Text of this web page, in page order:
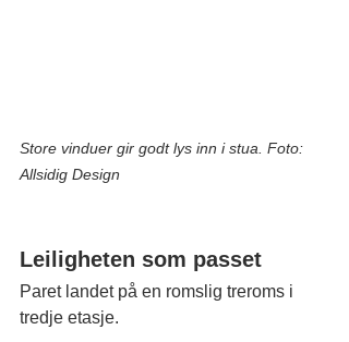
Store vinduer gir godt lys inn i stua. Foto:
Allsidig Design
Leiligheten som passet
Paret landet på en romslig treroms i
tredje etasje.